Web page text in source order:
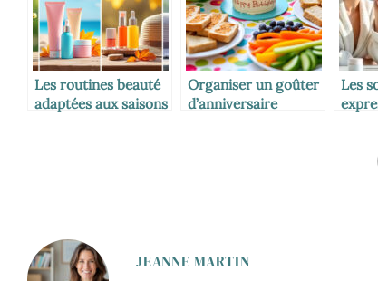
Les routines beauté
adaptées aux saisons
Organiser un goûter
d’anniversaire
Les
JEANNE MARTIN